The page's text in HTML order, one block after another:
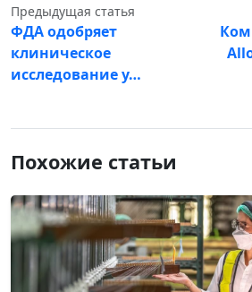
Предыдущая статья
ФДА одобряет
клиническое
исследование у…
Похожие статьи